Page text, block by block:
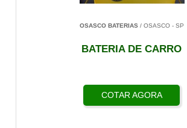
OSASCO BATERIAS/ OSASCO - SP
BATERIA DE CARRO
COTAR AGORA